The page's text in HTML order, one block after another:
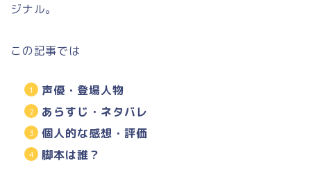
ジナル。
この記事では
声優・登場人物
あらすじ・ネタバレ
個人的な感想・評価
脚本は誰？